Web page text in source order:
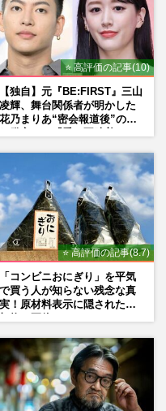
⭐ 高評価の記事(10)
【独自】元『BE:FIRST』三山
凌輝、舞台関係者が明かした
花乃まりあ“密会報道後”の呆
⭐ 高評価の記事(8.7)
「コンビニおにぎり」を平気
で買う人が知らない残念な真
実！原材料表示に隠された添